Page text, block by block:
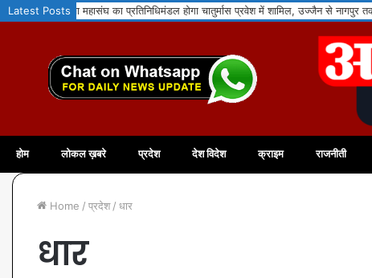
Latest Posts
प्रतिनिधिमंडल होगा चातुर्मास प्रवेश में शामिल, उज्जैन से नागपुर तक आस्था का संगम पूर्व
होम लोकल ख़बरे प्रदेश देश विदेश क्राइम राजनीती
Home / प्रदेश / धार
धार